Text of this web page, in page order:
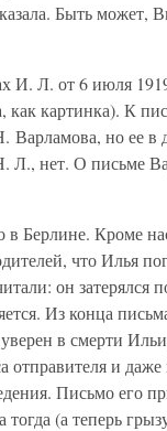
Быть может,
И. Л. от 6 июля
как картинка). К
но ее в
Л., нет. О письме
в Берлине. Кроме
что Илья
он затерялся
Из конца
в смерти
отправителя и
Письмо его
(а теперь